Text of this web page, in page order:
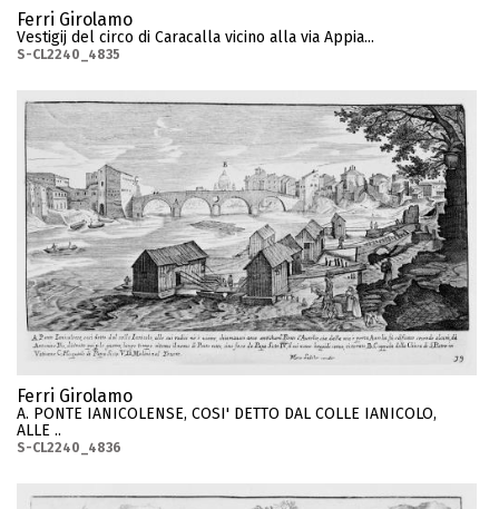
Ferri Girolamo
Vestigij del circo di Caracalla vicino alla via Appia...
S-CL2240_4835
Ferri Girolamo
A. PONTE IANICOLENSE, COSI' DETTO DAL COLLE IANICOLO,
ALLE ..
S-CL2240_4836